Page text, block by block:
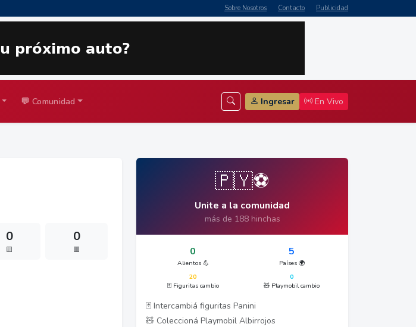
Sobre Nosotros Contacto Publicidad
💬 Comunidad Ingresar En Vivo
0
🟨
0
🟥
🇵🇾⚽
Unite a la comunidad
más de 188 hinchas
0
Alientos 💪
5
Países 🌍
20
🃏 Figuritas cambio
0
🧸 Playmobil cambio
🃏 Intercambiá figuritas Panini
🧸 Coleccioná Playmobil Albirrojos